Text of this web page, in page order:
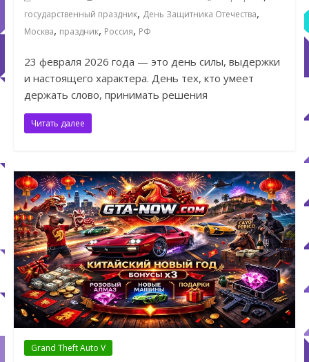
государственный праздник, День Защитника Отечества,
Москва, праздник, Россия, РФ
23 февраля 2026 года — это день силы, выдержки
и настоящего характера. День тех, кто умеет
держать слово, принимать решения
Читать далее
Grand Theft Auto V